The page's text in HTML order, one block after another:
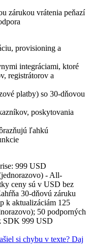
zárukou vrátenia peňazí
provisioning a
integráciami, ktoré
registrátorov a
platby) so 30-dňovou
poskytovania
ľahkú
999 USD
- All-
ceny sú v USD bez
30-dňovú záruku
k aktualizáciám 125
50 podporných
SDK 999 USD
si chybu v texte? Daj